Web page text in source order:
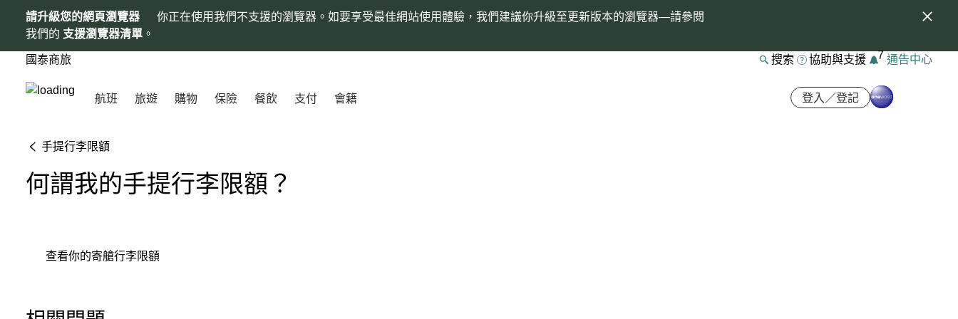
請升級您的網頁瀏覽器
你正在使用我們不支援的瀏覽器。如要享受最佳網站使用體驗，我們建議你升級至更新版本的瀏覽器—請參閱
我們的 支援瀏覽器清單 。
國泰商旅 搜索 協助與支援 7 通告中心
航班 旅遊 購物 保險 餐飲 支付 會籍 登入／登記
手提行李限額
何謂我的手提行李限額？
查看你的寄艙行李限額